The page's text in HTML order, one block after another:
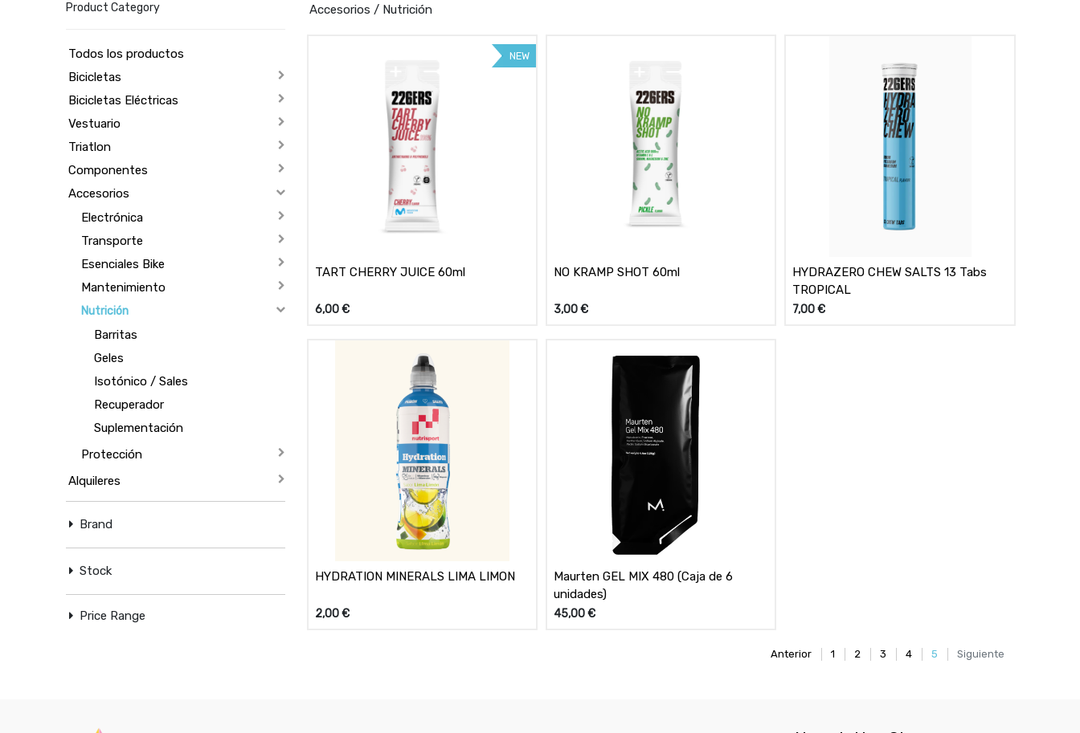
Product Category
Todos los productos
Bicicletas
Bicicletas Eléctricas
Vestuario
Triatlon
Componentes
Accesorios
Electrónica
Transporte
Esenciales Bike
Mantenimiento
Nutrición
Barritas
Geles
Isotónico / Sales
Recuperador
Suplementación
Protección
Alquileres
Brand
Stock
Price Range
Accesorios / Nutrición
NEW
TART CHERRY JUICE 60ml
6,00€
NO KRAMP SHOT 60ml
3,00€
HYDRAZERO CHEW SALTS 13 Tabs
TROPICAL
7,00€
HYDRATION MINERALS LIMA LIMON
2,00€
Maurten GEL MIX 480 (Caja de 6
unidades)
45,00€
Anterior 1 2 3 4 5 Siguiente